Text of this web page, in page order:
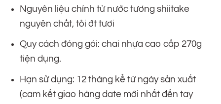
Nguyên liệu chính từ nước tương shiitake
nguyên chất, tỏi ớt tươi
Quy cách đóng gói: chai nhựa cao cấp 270g
tiện dụng.
Hạn sử dụng: 12 tháng kể từ ngày sản xuất
(cam kết giao hàng date mới nhất đến tay